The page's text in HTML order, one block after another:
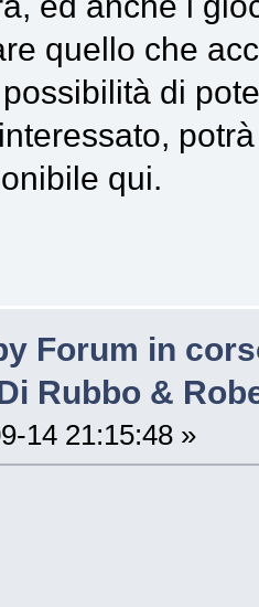
quello che
di
qui.
Forum in
Rubbo &
14 21:15:48 »